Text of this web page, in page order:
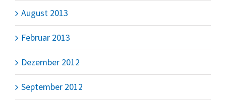
August 2013
Februar 2013
Dezember 2012
September 2012